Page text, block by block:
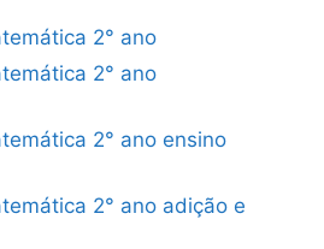
2° ano
2° ano
2° ano ensino
2° ano adição e